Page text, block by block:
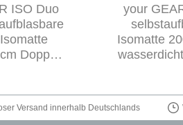
ISO Duo
Doppel-
your
Isomatte
Versand innerhalb Deutschlands